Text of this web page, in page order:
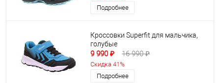
Подробнее
Кроссовки Superfit для мальчика,
голубые
9 990 ₽ 16 990 ₽
Скидка 41%
Подробнее